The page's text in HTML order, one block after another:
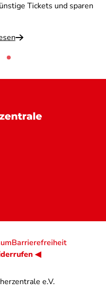
Tickets und sparen
e.V.
Barrierefreiheit
◀